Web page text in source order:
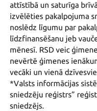
attīstībā un saturīga
izvēlēties pakalpojuma
noslēdz līgumu par
līdzfinansēšanu jeb
mēnesī. RSD veic
nevērtē ģimenes
vecāki un vienā
*Valsts informācijas
sniedzēju reģistrs”